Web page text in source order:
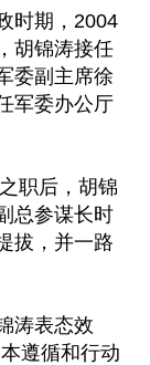
时期，2004
胡锦涛接任
委副主席徐
军委办公厅
职后，胡锦
总参谋长时
拔，并一路
涛表态效
遵循和行动